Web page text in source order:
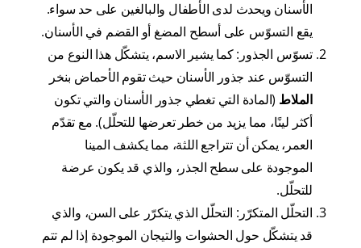
الأسنان ويحدث لدى الأطفال والبالغين على حد سواء.
يقع التسوّس على أسطح المضغ أو القضم في الأسنان.
تسوّس الجذور: كما يشير الاسم، يتشكّل هذا النوع من
التسوّس عند جذور الأسنان حيث تقوم الأحماض بنخر
الملاط (المادة التي تغطي جذور الأسنان والتي تكون
أكثر لينًا، مما يزيد من خطر تعرضها للتحلّل). مع تقدّم
العمر، يمكن أن تتراجع اللثة، مما يكشف المينا
الموجودة على سطح الجذر، والذي قد يكون عرضة
للتحلّل.
التحلّل المتكرّر: التحلّل الذي يتكرّر على السن، والذي
قد يتشكّل حول الحشوات والتيجان الموجودة إذا لم تتم